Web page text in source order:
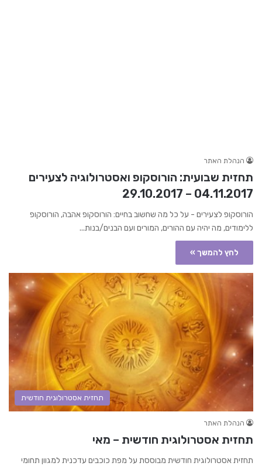
הנהלת האתר
תחזית שבועית: הורוסקופ ואסטרולוגיה לצעירים
04.11.2017 – 29.10.2017
הורוסקופ לצעירים - על כל מה שחשוב בחיים: הורוסקופ אהבה, הורוסקופ
ללימודים, מה יהיה עם ההורים, המורים ועם הבנים/בנות...
לחץ להמשך »
תחזית אסטרולוגית חודשית
הנהלת האתר
תחזית אסטרולוגית חודשית – מאי
תחזית אסטרולוגית חודשית מבוססת על מפת כוכבים עדכנית למגוון תחומי